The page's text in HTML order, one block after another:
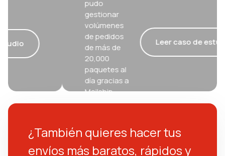
Leer caso de estudio
¿También quieres hacer tus
envíos más baratos, rápidos y